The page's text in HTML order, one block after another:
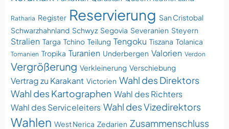
Ratharia Register Reservierung San Cristobal
Schwarzhahnland Schwyz Segovia Severanien Steyern
Stralien Targa Tchino Teilung Tengoku Tiszana Tolanica
Tomanien Tropika Turanien Underbergen Valorien Verdon
Vergrößerung Verkleinerung Verschiebung
Vertrag zu Karakant Victorien Wahl des Direktors
Wahl des Kartographen Wahl des Richters
Wahl des Serviceleiters Wahl des Vizedirektors
Wahlen West Nerica Zedarien Zusammenschluss